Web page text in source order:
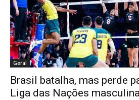
Geral
Brasil batalha, mas perde
Liga das Nações